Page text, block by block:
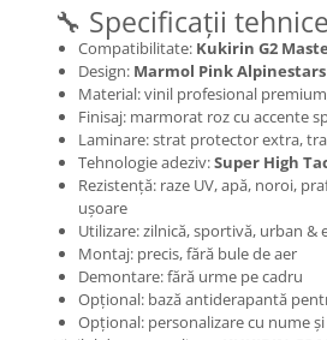
Display-uri / ecrane
Lumini / iluminare
Motoare
Cabluri motoare
Senzori Hall
Controlere & Conversoare DC/DC
Încărcătoare
Prize de încărcare
🔧 Specificații
Compatibilitate: Kukirin G2
Design: Marmol Pink Alpinestars
Material: vinil profesional
Finisaj: marmorat roz cu accente
Laminare: strat protector extra,
Tehnologie adeziv:Super High
Rezistență: raze UV, apă, noroi,
ușoare
Utilizare: zilnică, sportivă, urban &
Montaj: precis, fără bule de aer
Demontare: fără urme pe cadru
Opțional: bază antiderapantă
Opțional: personalizare cu nume